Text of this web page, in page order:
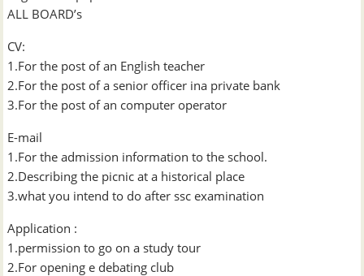
ALL BOARD’s
CV:
1.For the post of an English teacher
2.For the post of a senior officer ina private bank
3.For the post of an computer operator
E-mail
1.For the admission information to the school.
2.Describing the picnic at a historical place
3.what you intend to do after ssc examination
Application :
1.permission to go on a study tour
2.For opening e debating club